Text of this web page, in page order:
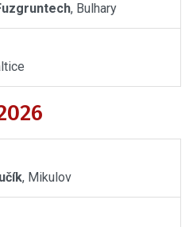
, Bulhary
, Mikulov